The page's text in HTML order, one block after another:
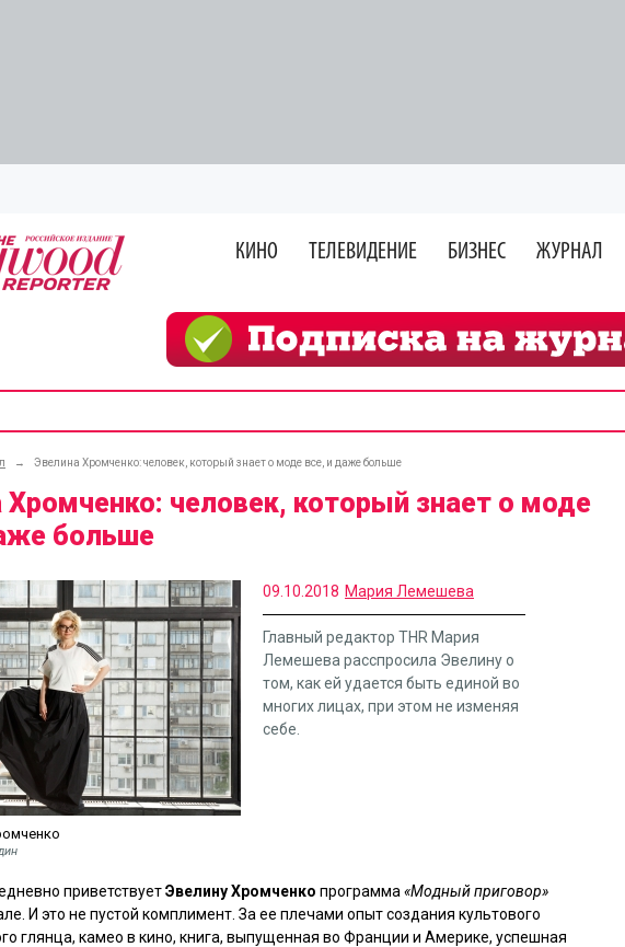
КИНО ТЕЛЕВИДЕНИЕ БИЗНЕС ЖУРНАЛ
→ Эвелина Хромченко: человек, который знает о моде все, и даже больше
Хромченко: человек, который знает о моде
больше
09.10.2018 Мария Лемешева
Главный редактор THR Мария
Лемешева расспросила Эвелину о
том, как ей удается быть единой во
многих лицах, при этом не изменяя
себе.
приветствуетЭвелину Хромченко программа «Модный приговор»
И это не пустой комплимент. За ее плечами опыт создания культового
глянца, камео в кино, книга, выпущенная во Франции и Америке, успешная